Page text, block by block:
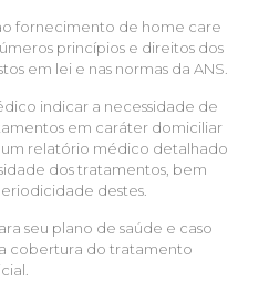
fornecimento de home care
princípios e direitos dos
em lei e nas normas da ANS.
indicar a necessidade de
em caráter domiciliar
relatório médico detalhado
dos tratamentos, bem
destes.
seu plano de saúde e caso
cobertura do tratamento